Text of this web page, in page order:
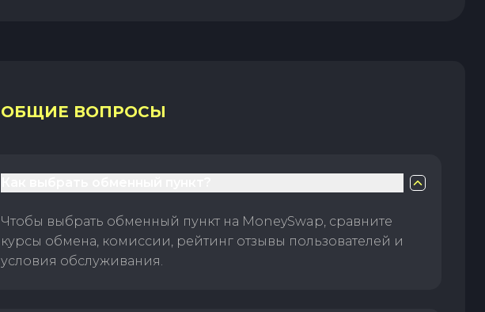
ОБЩИЕ ВОПРОСЫ
Чтобы выбрать обменный пункт на MoneySwap, сравните
курсы обмена, комиссии, рейтинг отзывы пользователей и
условия обслуживания.